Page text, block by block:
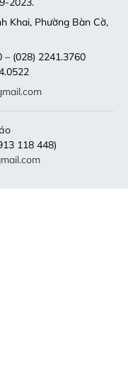
Khai, Phường Bàn Cờ,
(028) 2241.3760
118 448)